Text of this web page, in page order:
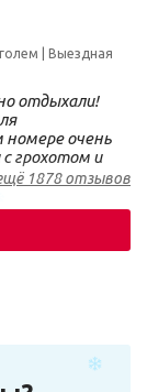
Выездная
отдыхали!
очень
грохотом и
Аквапарк
но функции
очень
1878 отзывов